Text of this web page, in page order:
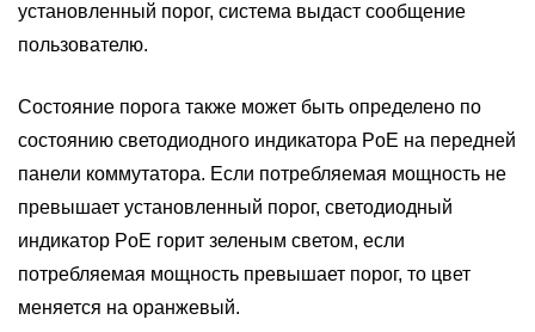
установленный порог, система выдаст сообщение
пользователю.
Состояние порога также может быть определено по
состоянию светодиодного индикатора PoE на передней
панели коммутатора. Если потребляемая мощность не
превышает установленный порог, светодиодный
индикатор PoE горит зеленым светом, если
потребляемая мощность превышает порог, то цвет
меняется на оранжевый.